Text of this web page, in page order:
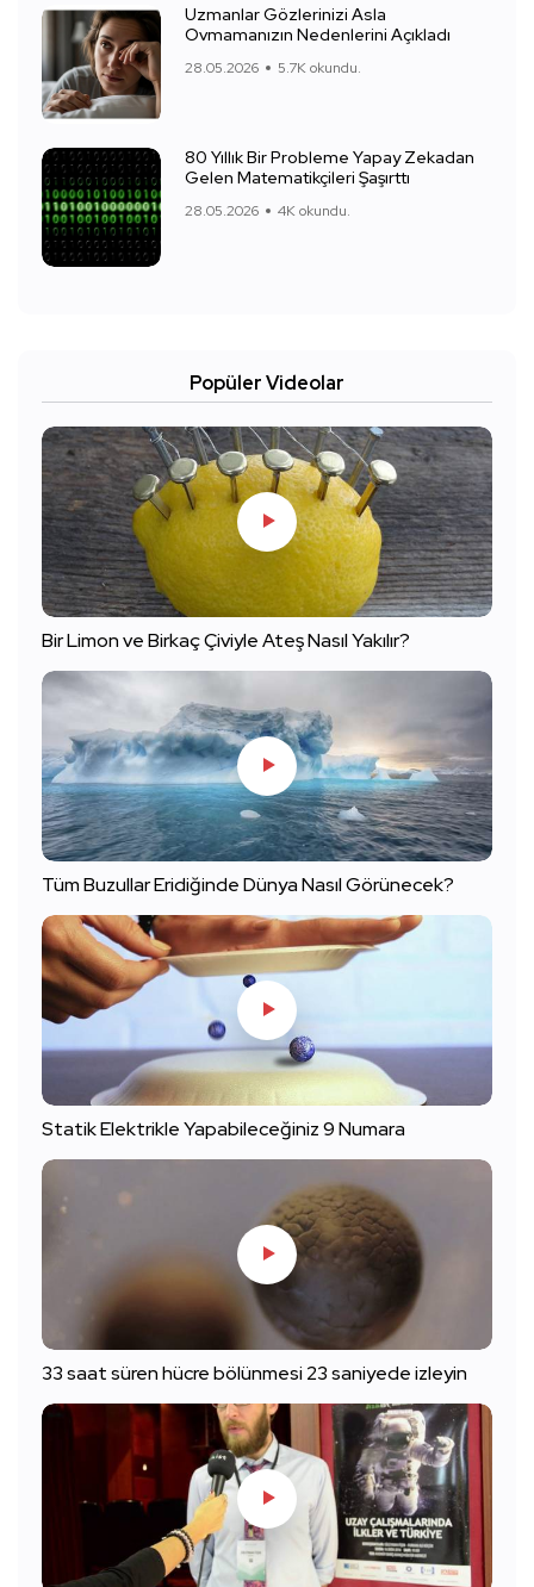
Uzmanlar Gözlerinizi Asla
Ovmamanızın Nedenlerini Açıkladı
28.05.2026 5.7K okundu.
80 Yıllık Bir Probleme Yapay Zekadan
Gelen Matematikçileri Şaşırttı
28.05.2026 4K okundu.
Popüler Videolar
Bir Limon ve Birkaç Çiviyle Ateş Nasıl Yakılır?
Tüm Buzullar Eridiğinde Dünya Nasıl Görünecek?
Statik Elektrikle Yapabileceğiniz 9 Numara
33 saat süren hücre bölünmesi 23 saniyede izleyin